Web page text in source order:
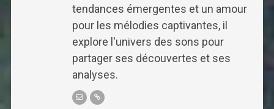
tendances émergentes et un amour
pour les mélodies captivantes, il
explore l'univers des sons pour
partager ses découvertes et ses
analyses.